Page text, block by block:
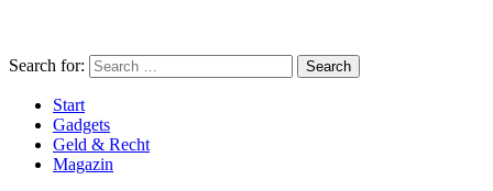
Search for: Search
Start
Gadgets
Geld & Recht
Magazin